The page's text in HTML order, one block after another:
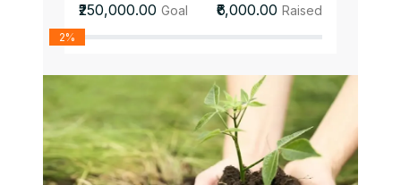
₹250,000.00 Goal ₹6,000.00 Raised
2%